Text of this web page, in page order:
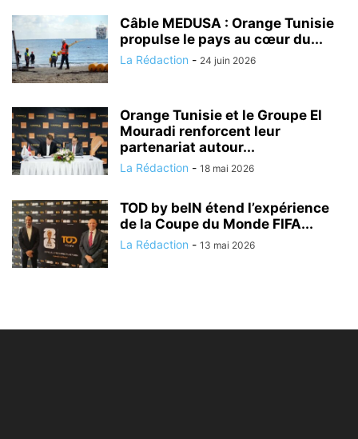
Câble MEDUSA : Orange Tunisie
propulse le pays au cœur du...
La Rédaction - 24 juin 2026
Orange Tunisie et le Groupe El
Mouradi renforcent leur
partenariat autour...
La Rédaction - 18 mai 2026
TOD by beIN étend l’expérience
de la Coupe du Monde FIFA...
La Rédaction - 13 mai 2026